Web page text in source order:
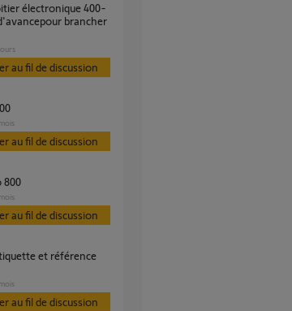
brancher
jours
au fil de discussion
au fil de discussion
800
au fil de discussion
au fil de discussion